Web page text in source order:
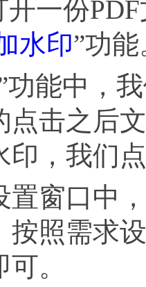
开一份
水印”功
中，我
点击之后
印，我们
口中，
按照需求
。